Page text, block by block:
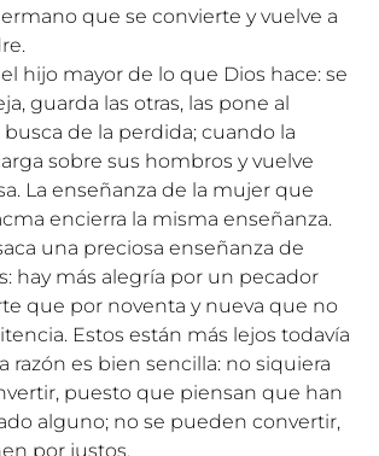
que se convierte y vuelve a
hijo mayor de lo que Dios hace: se
guarda las otras, las pone al
de la perdida; cuando la
sobre sus hombros y vuelve
La enseñanza de la mujer que
encierra la misma enseñanza.
una preciosa enseñanza de
hay más alegría por un pecador
que por noventa y nueva que no
Estos están más lejos todavía
razón es bien sencilla: no siquiera
puesto que piensan que han
alguno; no se pueden convertir,
por justos.